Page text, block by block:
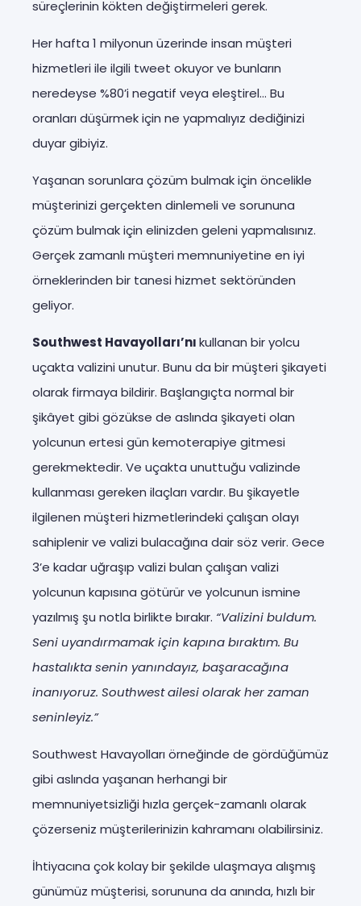
süreçlerinin kökten değiştirmeleri gerek.
Her hafta 1 milyonun üzerinde insan müşteri
hizmetleri ile ilgili tweet okuyor ve bunların
neredeyse %80’i negatif veya eleştirel… Bu
oranları düşürmek için ne yapmalıyız dediğinizi
duyar gibiyiz.
Yaşanan sorunlara çözüm bulmak için öncelikle
müşterinizi gerçekten dinlemeli ve sorununa
çözüm bulmak için elinizden geleni yapmalısınız.
Gerçek zamanlı müşteri memnuniyetine en iyi
örneklerinden bir tanesi hizmet sektöründen
geliyor.
Southwest Havayolları’nıkullanan bir yolcu
uçakta valizini unutur. Bunu da bir müşteri şikayeti
olarak firmaya bildirir. Başlangıçta normal bir
şikâyet gibi gözükse de aslında şikayeti olan
yolcunun ertesi gün kemoterapiye gitmesi
gerekmektedir. Ve uçakta unuttuğu valizinde
kullanması gereken ilaçları vardır. Bu şikayetle
ilgilenen müşteri hizmetlerindeki çalışan olayı
sahiplenir ve valizi bulacağına dair söz verir. Gece
3’e kadar uğraşıp valizi bulan çalışan valizi
yolcunun kapısına götürür ve yolcunun ismine
yazılmış şu notla birlikte bırakır. “Valizini buldum.
Seni uyandırmamak için kapına bıraktım. Bu
hastalıkta senin yanındayız, başaracağına
inanıyoruz. Southwest ailesi olarak her zaman
seninleyiz.”
Southwest Havayolları örneğinde de gördüğümüz
gibi aslında yaşanan herhangi bir
memnuniyetsizliği hızla gerçek-zamanlı olarak
çözerseniz müşterilerinizin kahramanı olabilirsiniz.
İhtiyacına çok kolay bir şekilde ulaşmaya alışmış
günümüz müşterisi, sorununa da anında, hızlı bir